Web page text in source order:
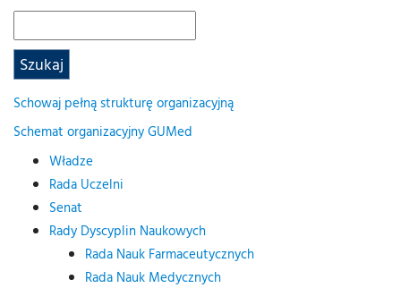
Schowaj pełną strukturę organizacyjną
Schemat organizacyjny GUMed
Władze
Rada Uczelni
Senat
Rady Dyscyplin Naukowych
Rada Nauk Farmaceutycznych
Rada Nauk Medycznych